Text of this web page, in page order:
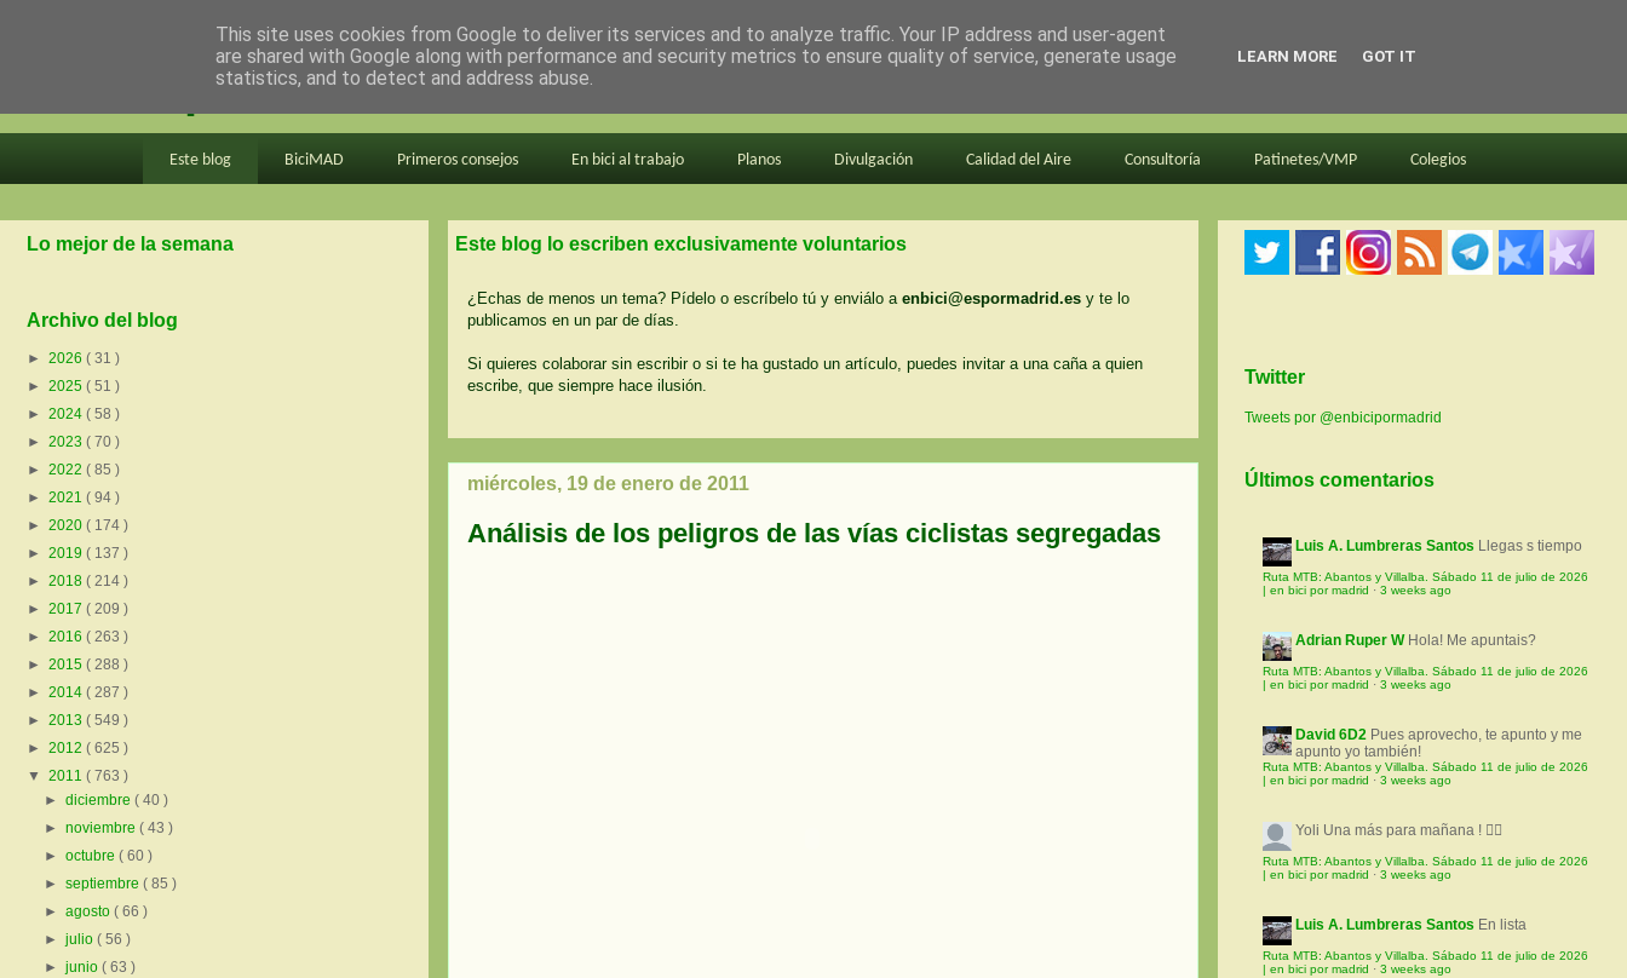
en bici por madrid
Este blog BiciMAD Primeros consejos En bici al trabajo Planos Divulgación Calidad del Aire Consultoría Patinetes/VMP Colegios
Este blog lo escriben exclusivamente voluntarios
¿Echas de menos un tema? Pídelo o escríbelo tú y enviálo a enbici@espormadrid.es y te lo
publicamos en un par de días.
Si quieres colaborar sin escribir o si te ha gustado un artículo, puedes invitar a una caña a quien
escribe, que siempre hace ilusión.
miércoles, 19 de enero de 2011
Análisis de los peligros de las vías ciclistas segregadas
Lo mejor de la semana
Archivo del blog
► 2026 ( 31 )
► 2025 ( 51 )
► 2024 ( 58 )
► 2023 ( 70 )
► 2022 ( 85 )
► 2021 ( 94 )
► 2020 ( 174 )
► 2019 ( 137 )
► 2018 ( 214 )
► 2017 ( 209 )
► 2016 ( 263 )
► 2015 ( 288 )
► 2014 ( 287 )
► 2013 ( 549 )
► 2012 ( 625 )
▼ 2011 ( 763 )
►diciembre( 40 )
►noviembre( 43 )
►octubre( 60 )
►septiembre( 85 )
►agosto( 66 )
►julio( 56 )
►junio( 63 )
Twitter
Tweets por @enbicipormadrid
Últimos comentarios
Luis A. Lumbreras Santos Llegas s tiempo
Ruta MTB: Abantos y Villalba. Sábado 11 de julio de 2026
| en bici por madrid · 3 weeks ago
Adrian Ruper W Hola! Me apuntais?
Ruta MTB: Abantos y Villalba. Sábado 11 de julio de 2026
| en bici por madrid · 3 weeks ago
David 6D2 Pues aprovecho, te apunto y me
apunto yo también!
Ruta MTB: Abantos y Villalba. Sábado 11 de julio de 2026
| en bici por madrid · 3 weeks ago
Yoli Una más para mañana ! 🚵‍♀️
Ruta MTB: Abantos y Villalba. Sábado 11 de julio de 2026
| en bici por madrid · 3 weeks ago
Luis A. Lumbreras Santos En lista
Ruta MTB: Abantos y Villalba. Sábado 11 de julio de 2026
| en bici por madrid · 3 weeks ago
This site uses cookies from Google to deliver its services and to analyze traffic. Your IP address and user-agent
are shared with Google along with performance and security metrics to ensure quality of service, generate usage
statistics, and to detect and address abuse.
LEARN MORE GOT IT